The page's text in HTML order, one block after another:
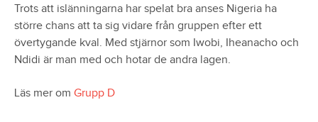
Trots att islänningarna har spelat bra anses Nigeria ha
större chans att ta sig vidare från gruppen efter ett
övertygande kval. Med stjärnor som Iwobi, Iheanacho och
Ndidi är man med och hotar de andra lagen.
Läs mer om Grupp D